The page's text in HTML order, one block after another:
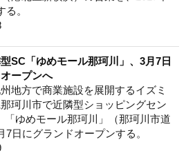
。
SC「ゆめモール那珂川」、3月7日
ープンへ
地方で商業施設を展開するイズミ
珂川市で近隣型ショッピングセン
「ゆめモール那珂川」（那珂川市道
7日にグランドオープンする。